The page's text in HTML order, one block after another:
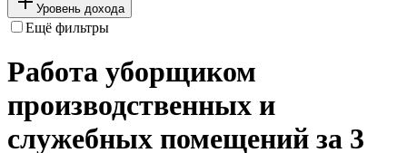
Уровень дохода
Ещё фильтры
Работа уборщиком
производственных и
служебных помещений за 3